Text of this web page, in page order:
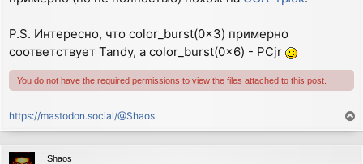
P.S. Интересно, что color_burst(0x3) примерно
соответствует Tandy, а color_burst(0x6) - PCjr
You do not have the required permissions to view the files attached to this post.
https://mastodon.social/@Shaos
o
p
Shaos